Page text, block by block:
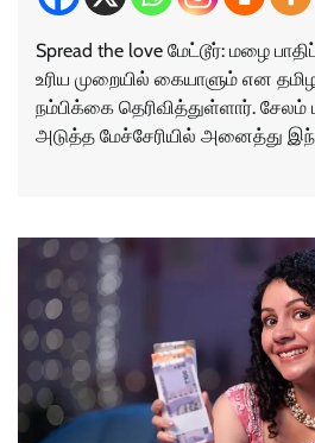
Spread the love மேட்டூர்: மழை
உரிய முறையில் கையாளும் என
நம்பிக்கை தெரிவித்துள்ளார். சேலம்
அடுத்த மேச்சேரியில் அனைத்து